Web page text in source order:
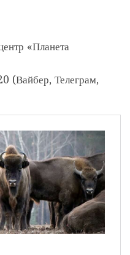
«Планета
(Вайбер, Телеграм,